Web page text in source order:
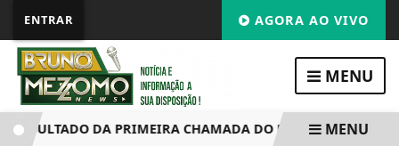
ENTRAR AGORA AO VIVO
MENU
DA PRIMEIRA CHAMADA DO PROUNI SEGUNDO
MENU